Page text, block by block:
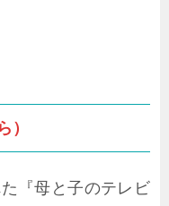
『母と子のテレビ